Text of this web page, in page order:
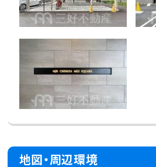
地図・周辺環境